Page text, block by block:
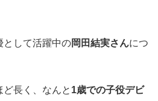
として活躍中の岡田結実さんにつ
長く、なんと 1歳での子役デビ